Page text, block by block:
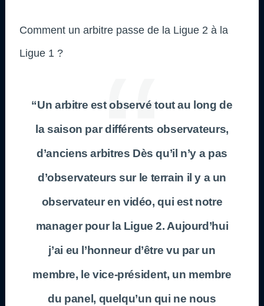
Comment un arbitre passe de la Ligue 2 à la
Ligue 1 ?
“Un arbitre est observé tout au long de
la saison par différents observateurs,
d’anciens arbitres Dès qu’il n’y a pas
d’observateurs sur le terrain il y a un
observateur en vidéo, qui est notre
manager pour la Ligue 2. Aujourd’hui
j’ai eu l’honneur d’être vu par un
membre, le vice-président, un membre
du panel, quelqu’un qui ne nous